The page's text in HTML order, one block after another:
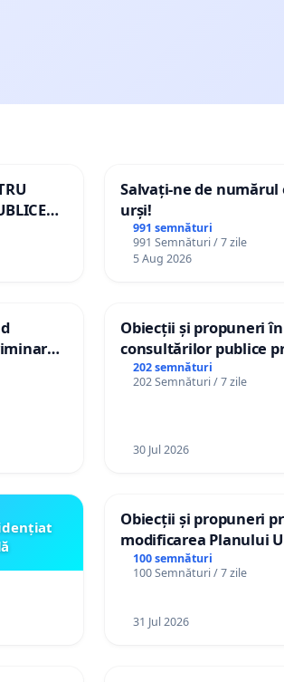
Salvați-ne de numărul
urși!
991 semnături
991 Semnături / 7 zile
5 Aug 2026
de
Obiecții și propuneri
consultărilor publice
Plan Urbanistic General
Ialoveni
202 semnături
202 Semnături / 7 zile
30 Jul 2026
Obiecții și propuneri
modificarea Planului
General al orașului
100 semnături
100 Semnături / 7 zile
31 Jul 2026